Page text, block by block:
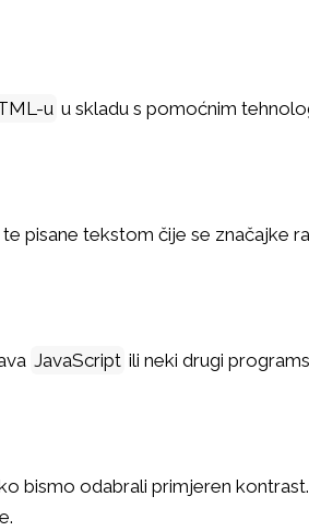
u u skladu s pomoćnim
pisane tekstom čije se značajke
JavaScript ili neki drugi
bismo odabrali primjeren kontrast.